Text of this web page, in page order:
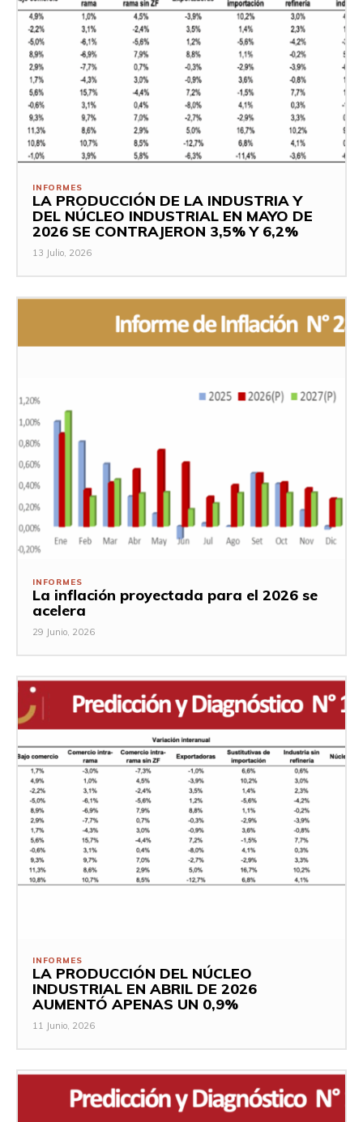
INFORMES
LA PRODUCCIÓN DE LA INDUSTRIA Y
DEL NÚCLEO INDUSTRIAL EN MAYO DE
2026 SE CONTRAJERON 3,5% Y 6,2%
13 Julio, 2026
INFORMES
La inflación proyectada para el 2026 se
acelera
29 Junio, 2026
INFORMES
LA PRODUCCIÓN DEL NÚCLEO
INDUSTRIAL EN ABRIL DE 2026
AUMENTÓ APENAS UN 0,9%
11 Junio, 2026